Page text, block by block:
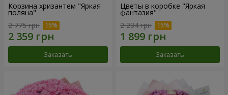
Корзина хризантем "Яркая
поляна"
2 775 грн
Заказать
Цветы в коробке "Яркая
фантазия"
2 234 грн
Заказать